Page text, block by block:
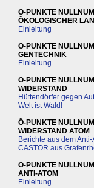
Ö-PUNKTE
ÖKOLOGISCHER
Einleitung
Ö-PUNKTE
GENTECHNIK
Einleitung
Ö-PUNKTE
WIDERSTAND
Hüttendörfer gegen
Welt ist Wald!
Ö-PUNKTE
WIDERSTAND ATOM
Berichte aus dem
CASTOR aus
Ö-PUNKTE
ANTI-ATOM
Einleitung